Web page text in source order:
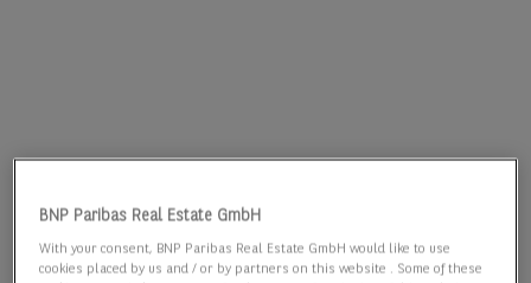
BNP Paribas Real Estate GmbH
With your consent, BNP Paribas Real Estate GmbH would like to use
cookies placed by us and / or by partners on this website . Some of these